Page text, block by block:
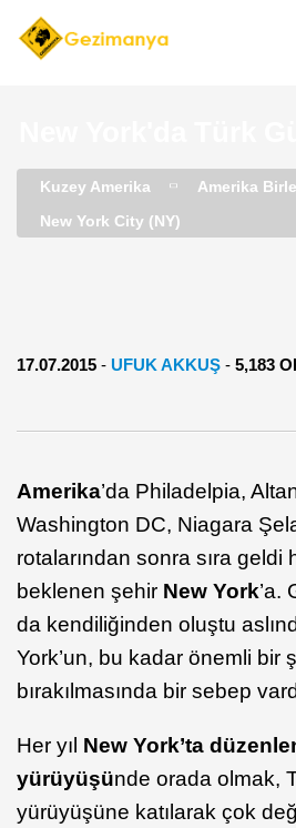
Kuzey Amerika
Amerika
New York City (NY)
17.07.2015 - UFUK AKKUŞ - 5,183
Amerika’da Philadelpia,
Washington DC, Niagara
rotalarından sonra sıra geldi
beklenen şehir New York’a.
da kendiliğinden oluştu
York’un, bu kadar önemli bir
bırakılmasında bir sebep
Her yıl New York’ta
yürüyüşünde orada olmak,
yürüyüşüne katılarak çok